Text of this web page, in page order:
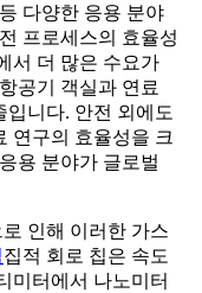
다양한 응용 분야
프로세스의 효율성
서 더 많은 수요가
공기 객실과 연료
니다. 안전 외에도
연구의 효율성을 크
용 분야가 글로벌
인해 이러한 가스
집적 회로 칩은 속도
미터에서 나노미터